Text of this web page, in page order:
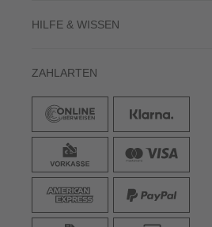
HILFE & WISSEN
ZAHLARTEN